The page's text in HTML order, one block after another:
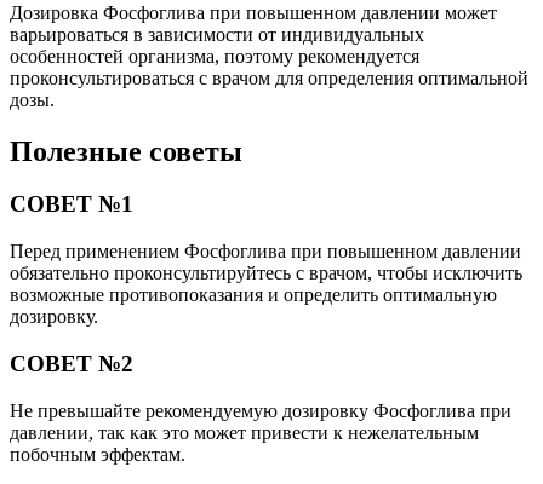
Дозировка Фосфоглива при повышенном давлении может
варьироваться в зависимости от индивидуальных
особенностей организма, поэтому рекомендуется
проконсультироваться с врачом для определения оптимальной
дозы.
Полезные советы
СОВЕТ №1
Перед применением Фосфоглива при повышенном давлении
обязательно проконсультируйтесь с врачом, чтобы исключить
возможные противопоказания и определить оптимальную
дозировку.
СОВЕТ №2
Не превышайте рекомендуемую дозировку Фосфоглива при
давлении, так как это может привести к нежелательным
побочным эффектам.